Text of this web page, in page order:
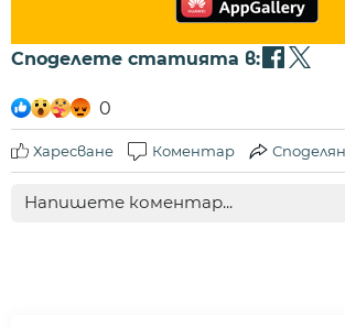
Споделете статията в:
0
Харесване Коментар